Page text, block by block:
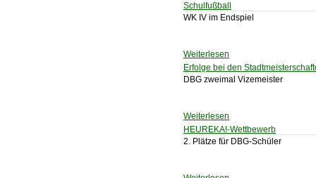
Schulfußball
WK IV im Endspiel
Weiterlesen
Erfolge bei den
DBG zweimal Vizemeister
Weiterlesen
HEUREKA!-Wettbewerb
2. Plätze für DBG-Schüler